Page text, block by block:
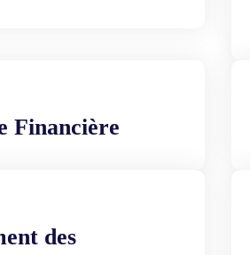
Financière
des